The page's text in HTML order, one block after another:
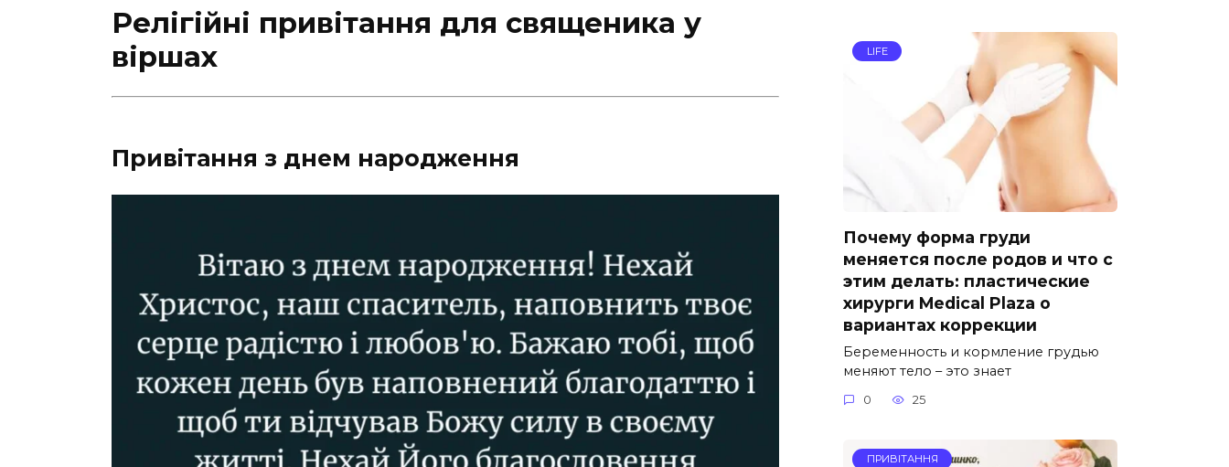
Релігійні привітання для священика у
віршах
Привітання з днем народження
LIFE
Почему форма груди
меняется после родов и что с
этим делать: пластические
хирурги Medical Plaza о
вариантах коррекции
Беременность и кормление грудью
меняют тело – это знает
0 25
ПРИВІТАННЯ